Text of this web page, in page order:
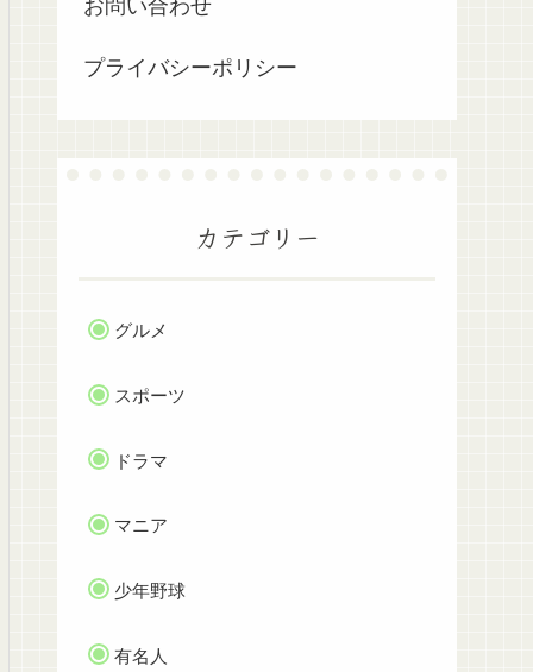
お問い合わせ
プライバシーポリシー
カテゴリー
グルメ
スポーツ
ドラマ
マニア
少年野球
有名人